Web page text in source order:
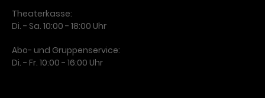
Theaterkasse:
Di. - Sa. 10:00 - 18:00 Uhr
Abo- und Gruppenservice:
Di. - Fr. 10:00 - 16:00 Uhr